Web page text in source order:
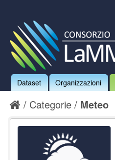
Dataset Organizzazioni
Categorie Meteo